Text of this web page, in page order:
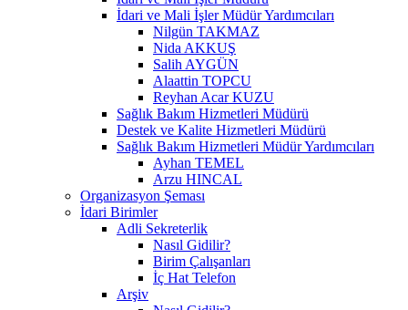
İdari ve Mali İşler Müdür Yardımcıları
Nilgün TAKMAZ
Nida AKKUŞ
Salih AYGÜN
Alaattin TOPCU
Reyhan Acar KUZU
Sağlık Bakım Hizmetleri Müdürü
Destek ve Kalite Hizmetleri Müdürü
Sağlık Bakım Hizmetleri Müdür Yardımcıları
Ayhan TEMEL
Arzu HINCAL
Organizasyon Şeması
İdari Birimler
Adli Sekreterlik
Nasıl Gidilir?
Birim Çalışanları
İç Hat Telefon
Arşiv